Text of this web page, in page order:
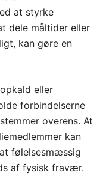
at styrke
dele måltider eller
kan gøre en
eller
forbindelserne
overens. At
kan
følelsesmæssig
af fysisk fravær.